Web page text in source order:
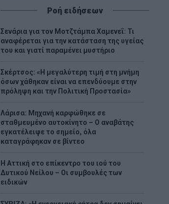
Ροή ειδήσεων
Σενάρια για τον Μοτζτάμπα Χαμενεΐ: Τι
αναφέρεται για την κατάσταση της υγείας
του και γιατί παραμένει μυστήριο
Σκέρτσος: «Η μεγαλύτερη τιμή στη μνήμη
όσων χάθηκαν είναι να επενδύουμε στην
πρόληψη και την Πολιτική Προστασία»
Λάρισα: Μηχανή καρφώθηκε σε
σταθμευμένο αυτοκίνητο – Ο αναβάτης
εγκατέλειψε το σημείο, όλα
καταγράφηκαν σε βίντεο
Η Αττική στο επίκεντρο του ιού του
Δυτικού Νείλου – Οι συμβουλές των
ειδικών